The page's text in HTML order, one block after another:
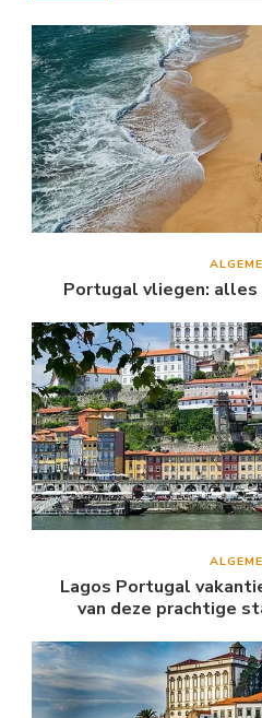
Portugal vliegen:
Lagos Portugal
van deze prachtige